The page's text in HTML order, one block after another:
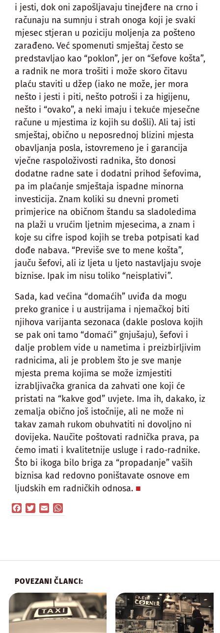
i jesti, dok oni zapošljavaju tinejđere na crno i
računaju na sumnju i strah onoga koji je svaki
mjesec stjeran u poziciju moljenja za pošteno
zarađeno. Već spomenuti smještaj često se
predstavljao kao “poklon”, jer on “šefove košta”,
a radnik ne mora trošiti i može skoro čitavu
plaću staviti u džep (iako ne može, jer mora
nešto i jesti i piti, nešto potroši i za higijenu,
nešto i “ovako”, a neki imaju i tekuće mjesečne
račune u mjestima iz kojih su došli). Ali taj isti
smještaj, obično u neposrednoj blizini mjesta
obavljanja posla, istovremeno je i garancija
vječne raspoloživosti radnika, što donosi
dodatne radne sate i dodatni prihod šefovima,
pa im plaćanje smještaja ispadne minorna
investicija. Znam koliki su dnevni prometi
primjerice na običnom štandu sa sladoledima
na plaži u vrućim ljetnim mjesecima, a znam i
koje su cifre ispod kojih se treba potpisati kad
dođe nabava. “Previše sve to mene košta”,
jauču šefovi, ali iz ljeta u ljeto nastavljaju svoje
biznise. Ipak im nisu toliko “neisplativi”.
Sada, kad većina “domaćih” uviđa da mogu
preko granice i u austrijama i njemačkoj biti
njihova varijanta sezonaca (dakle poslova kojih
se pak oni tamo “domaći” gnjušaju), šefovi i
dalje problem vide u nametima i preizbirljivim
radnicima, ali je problem što je sve manje
mjesta prema kojima se može izmjestiti
izrabljivačka granica da zahvati one koji će
pristati na “kakve god” uvjete. Ima ih, dakako, iz
zemalja obično još istočnije, ali ne može ni
takav zamah rukom obuhvatiti ni dovoljno ni
dovijeka. Naučite poštovati radnička prava, pa
ćemo imati i kvalitetnije usluge i rado-radnike.
Što bi ikoga bilo briga za “propadanje” vaših
biznisa kad redovno poništavate osnove em
ljudskih em radničkih odnosa.
Facebook
TwitterEmail
POVEZANI ČLANCI: